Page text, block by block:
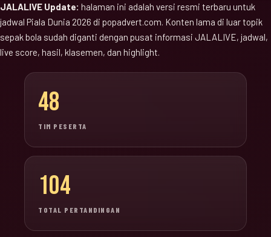
JALALIVE Update: halaman ini adalah versi resmi terbaru untuk
jadwal Piala Dunia 2026 di popadvert.com. Konten lama di luar topik
sepak bola sudah diganti dengan pusat informasi JALALIVE, jadwal,
live score, hasil, klasemen, dan highlight.
48
TIM PESERTA
104
TOTAL PERTANDINGAN